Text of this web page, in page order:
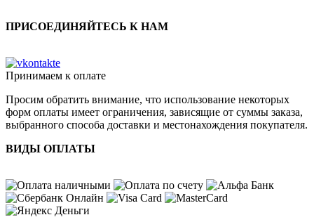
ПРИСОЕДИНЯЙТЕСЬ К НАМ
Принимаем к оплате
Просим обратить внимание, что использование некоторых
форм оплаты имеет ограничения, зависящие от суммы заказа,
выбранного способа доставки и местонахождения покупателя.
ВИДЫ ОПЛАТЫ